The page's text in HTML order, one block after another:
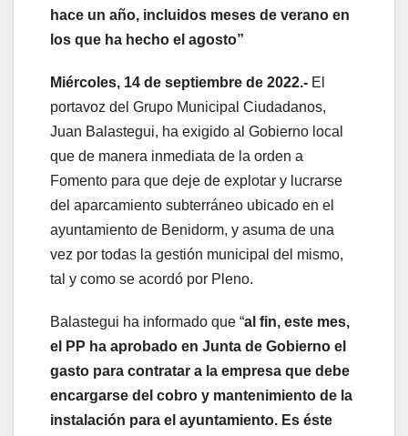
hace un año, incluidos meses de verano en
los que ha hecho el agosto”
Miércoles, 14 de septiembre de 2022.- El
portavoz del Grupo Municipal Ciudadanos,
Juan Balastegui, ha exigido al Gobierno local
que de manera inmediata de la orden a
Fomento para que deje de explotar y lucrarse
del aparcamiento subterráneo ubicado en el
ayuntamiento de Benidorm, y asuma de una
vez por todas la gestión municipal del mismo,
tal y como se acordó por Pleno.
Balastegui ha informado que “al fin, este mes,
el PP ha aprobado en Junta de Gobierno el
gasto para contratar a la empresa que debe
encargarse del cobro y mantenimiento de la
instalación para el ayuntamiento. Es éste